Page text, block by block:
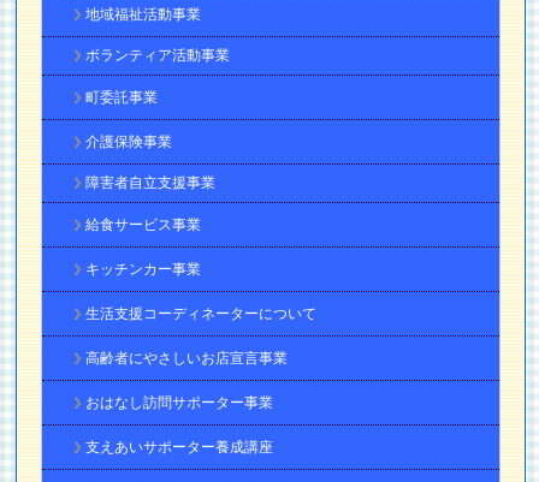
地域福祉活動事業
ボランティア活動事業
町委託事業
介護保険事業
障害者自立支援事業
給食サービス事業
キッチンカー事業
生活支援コーディネーターについて
高齢者にやさしいお店宣言事業
おはなし訪問サポーター事業
支えあいサポーター養成講座